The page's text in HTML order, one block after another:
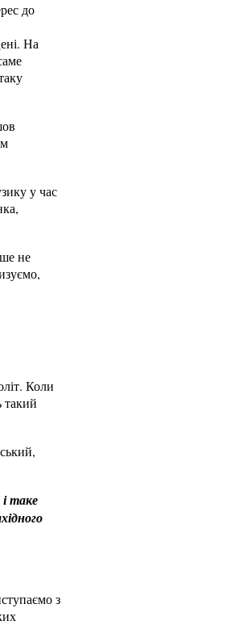
до
На
у час
не
Коли
такий
таке
з